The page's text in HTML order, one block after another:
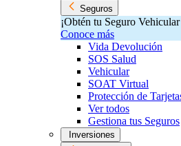
Seguros
¡Obtén tu Seguro
Conoce más
Vida Devolución
SOS Salud
Vehicular
SOAT Virtual
Protección de
Ver todos
Gestiona tus Seguros
Inversiones